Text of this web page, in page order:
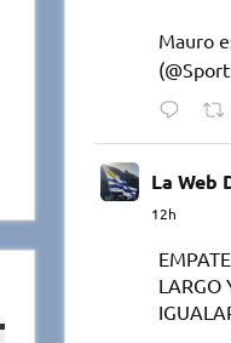
Mauro
La Web
12h
LARGO